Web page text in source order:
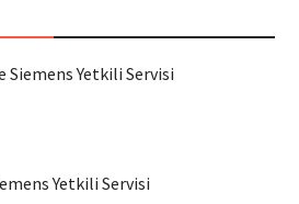
Siemens Yetkili Servisi
Yetkili Servisi